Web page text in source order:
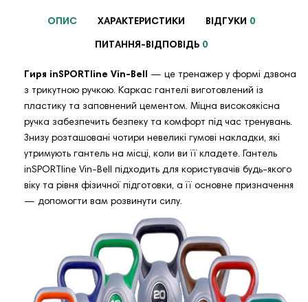
ОПИС ХАРАКТЕРИСТИКИ ВІДГУКИ 0
ПИТАННЯ-ВІДПОВІДЬ 0
Гиря inSPORTline Vin-Bell — це тренажер у формі дзвона
з трикутною ручкою. Каркас гантелі виготовлений із
пластику та заповнений цементом. Міцна високоякісна
ручка забезпечить безпеку та комфорт під час тренувань.
Знизу розташовані чотири невеликі гумові накладки, які
утримують гантель на місці, коли ви її кладете. Гантель
inSPORTline Vin-Bell підходить для користувачів будь-якого
віку та рівня фізичної підготовки, а її основне призначення
— допомогти вам розвинути силу.